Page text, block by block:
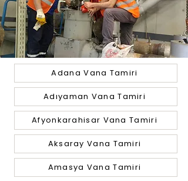
Adana Vana Tamiri
Adıyaman Vana Tamiri
Afyonkarahisar Vana Tamiri
Aksaray Vana Tamiri
Amasya Vana Tamiri